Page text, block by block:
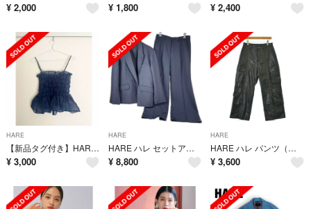
¥ 2,000 ¥ 1,800 ¥ 2,400
HARE
【新品タグ付き】HARE ハレ 2way シースルー チュールビスチェ
¥ 3,000
HARE
HARE ハレ セットアップ カジュアルスーツ Ｍサイズ HA030536 ブラック
¥ 8,800
HARE
HARE ハレ パンツ（その他） M 黒 【古着】【中古】【送料無料】
¥ 3,600